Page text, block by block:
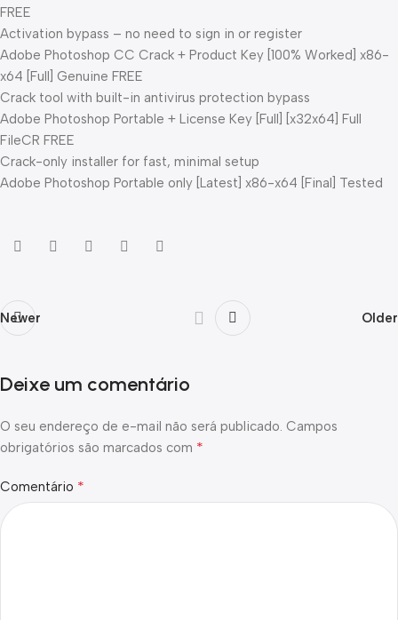
FREE
Activation bypass – no need to sign in or register
Adobe Photoshop CC Crack + Product Key [100% Worked] x86-
x64 [Full] Genuine FREE
Crack tool with built-in antivirus protection bypass
Adobe Photoshop Portable + License Key [Full] [x32x64] Full
FileCR FREE
Crack-only installer for fast, minimal setup
Adobe Photoshop Portable only [Latest] x86-x64 [Final] Tested
Newer Older
Deixe um comentário
O seu endereço de e-mail não será publicado. Campos
obrigatórios são marcados com *
Comentário *